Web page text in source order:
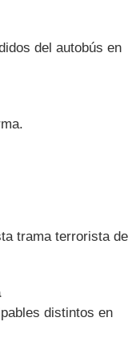
del autobús en
trama terrorista de
distintos en